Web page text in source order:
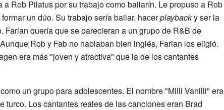
a Rob Pilatus por su trabajo como bailarín. Le propuso a Rob
un dúo. Su trabajo sería bailar, hacerplaybacky ser la
Farian quería que se parecieran a un grupo de R&B de
Rob y Fab no hablaban bien inglés, Farian los eligió.
era más "joven y atractiva" que la de los cantantes
un grupo para adolescentes. El nombre "Milli Vanilli" era
Los cantantes reales de las canciones eran Brad